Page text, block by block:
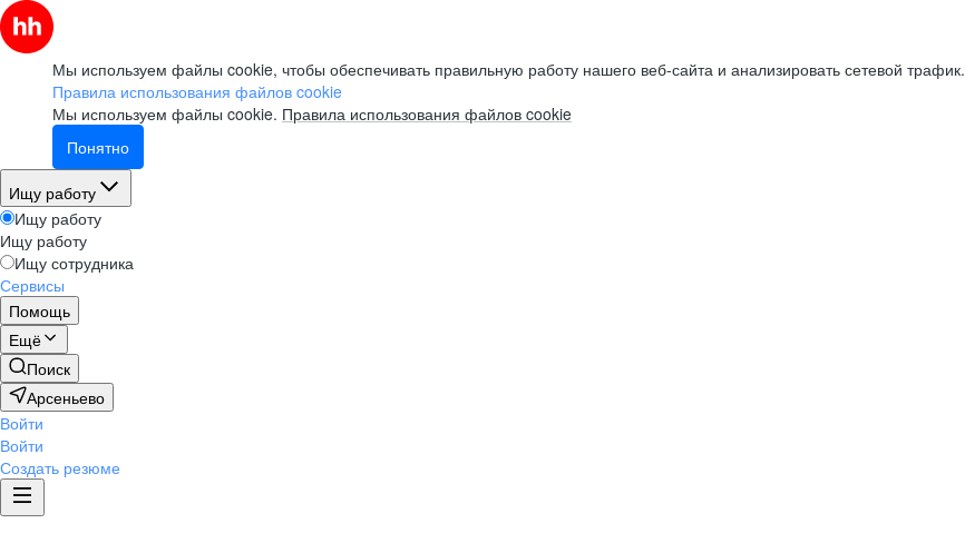
Мы используем файлы cookie, чтобы обеспечивать правильную работу нашего веб-сайта и анализировать сетевой трафик.
Правила использования файлов cookie
Мы используем файлы cookie. Правила использования файлов cookie
Понятно
Ищу работу
Ищу работу
Ищу работу
Ищу сотрудника
Сервисы
Помощь
Ещё
Поиск
Арсеньево
Войти
Войти
Создать резюме